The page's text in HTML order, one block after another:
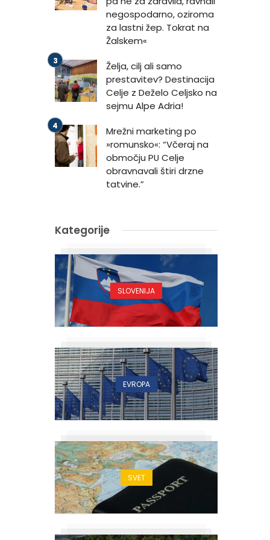
negospodarno, oziroma
za lastni žep. Tokrat na
Žalskem«
Želja, cilj ali samo
prestavitev? Destinacija
Celje z Deželo Celjsko na
sejmu Alpe Adria!
Mrežni marketing po
»romunsko«: “Včeraj na
območju PU Celje
obravnavali štiri drzne
tatvine.”
Kategorije
SLOVENIJA
EVROPA
SVET